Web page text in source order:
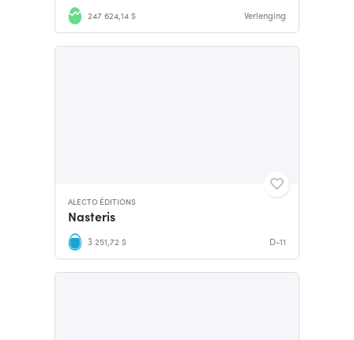
247 624,14 $ Verlenging
ALECTO ÉDITIONS
Nasteris
3 251,72 $ D-11